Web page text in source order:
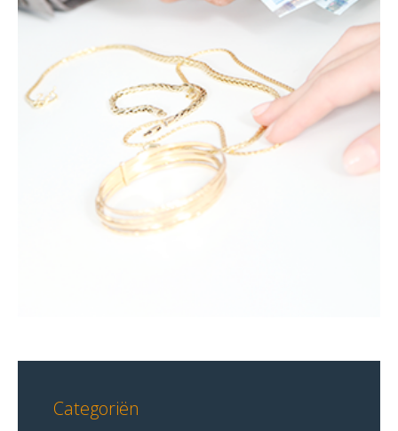
Categoriën